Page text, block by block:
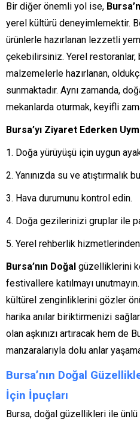
Bir diğer önemli yol ise,
yerel kültürü deneyimlemektir.
ürünlerle hazırlanan lezzetli
çekebilirsiniz. Yerel restoranlar,
malzemelerle hazırlanan,
sunmaktadır. Aynı zamanda,
mekanlarda oturmak, keyifli
Bursa’yı Ziyaret Ederken
Doğa yürüyüşü için uygun
Yanınızda su ve atıştırmalık
Hava durumunu kontrol edin.
Doğa gezilerinizi gruplar ile
Yerel rehberlik hizmetlerinden
Bursa’nın Doğal güzelliklerini
festivallere katılmayı
kültürel zenginliklerini gözler
harika anılar biriktirmenizi
olan aşkınızı artıracak hem de
manzaralarıyla dolu anlar
Bursa’nın Doğal
İçin İpuçları
Bursa, doğal güzellikleri ile